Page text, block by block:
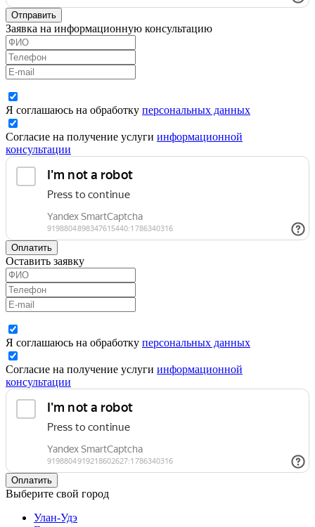
Отправить
Заявка на информационную консультацию
Я соглашаюсь на обработку персональных данных
Согласие на получение услуги информационной
консультации
Оплатить
Оставить заявку
Я соглашаюсь на обработку персональных данных
Согласие на получение услуги информационной
консультации
Оплатить
Выберите свой город
Улан-Удэ